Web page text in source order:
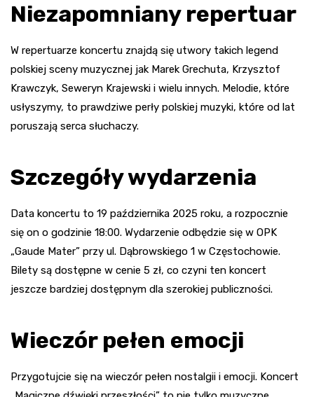
Niezapomniany repertuar
W repertuarze koncertu znajdą się utwory takich legend
polskiej sceny muzycznej jak Marek Grechuta, Krzysztof
Krawczyk, Seweryn Krajewski i wielu innych. Melodie, które
usłyszymy, to prawdziwe perły polskiej muzyki, które od lat
poruszają serca słuchaczy.
Szczegóły wydarzenia
Data koncertu to 19 października 2025 roku, a rozpocznie
się on o godzinie 18:00. Wydarzenie odbędzie się w OPK
„Gaude Mater” przy ul. Dąbrowskiego 1 w Częstochowie.
Bilety są dostępne w cenie 5 zł, co czyni ten koncert
jeszcze bardziej dostępnym dla szerokiej publiczności.
Wieczór pełen emocji
Przygotujcie się na wieczór pełen nostalgii i emocji. Koncert